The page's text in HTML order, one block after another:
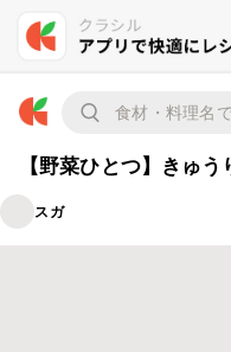
【野菜ひとつ】きゅ
スガ